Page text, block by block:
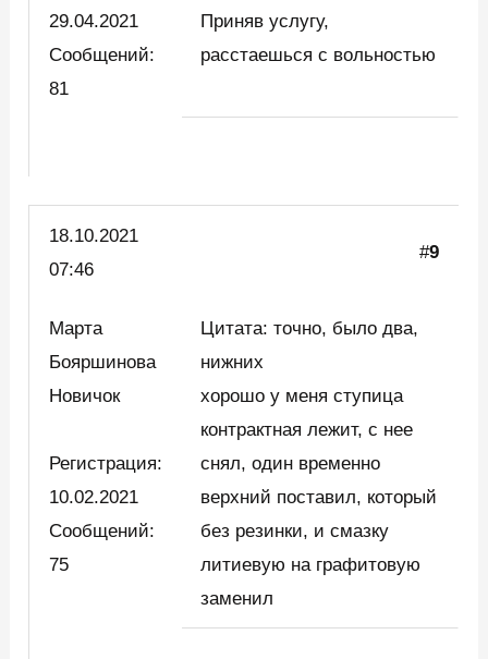
29.04.2021
Сообщений:
81
Приняв услугу,
расстаешься с вольностью
18.10.2021
07:46
#9
Марта
Бояршинова
Новичок
Регистрация:
10.02.2021
Сообщений:
75
Цитата: точно, было два,
нижних
хорошо у меня ступица
контрактная лежит, с нее
снял, один временно
верхний поставил, который
без резинки, и смазку
литиевую на графитовую
заменил